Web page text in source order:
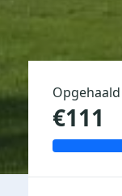
Opgehaald
€111